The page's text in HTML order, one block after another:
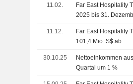
11.02.
Far East Hospitality
2025 bis 31.
11.12.
Far East Hospitality
101,4 Mio. S$ ab
30.10.25
Nettoeinkommen
Quartal um 1 %